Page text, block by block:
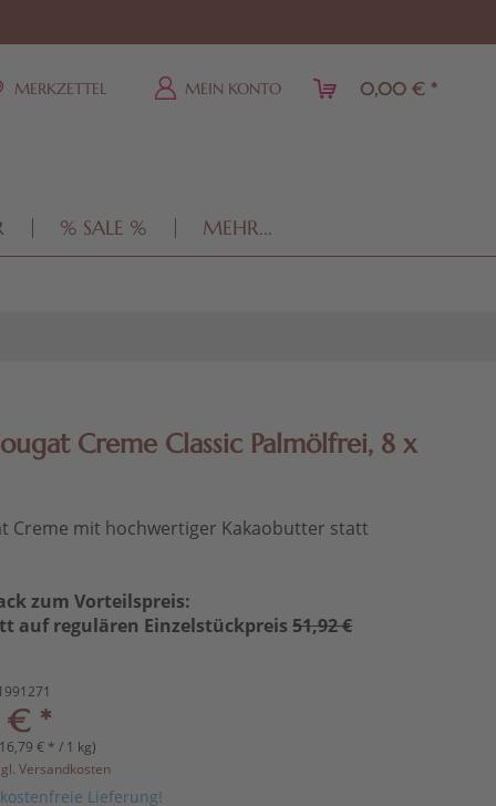
MERKZETTEL MEIN KONTO 0,00 € *
% SALE % MEHR...
Creme Classic Palmölfrei, 8 x
Creme mit hochwertiger Kakaobutter statt
zum Vorteilspreis:
auf regulären Einzelstückpreis51,92 €
€ *
€ * / 1 kg)
Versandkosten
Lieferung!